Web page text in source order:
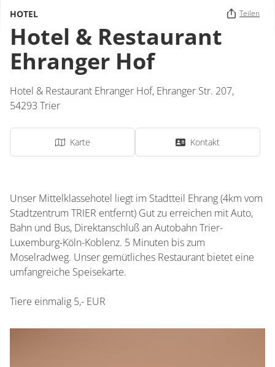
HOTEL Teilen
Hotel & Restaurant
Ehranger Hof
Hotel & Restaurant Ehranger Hof, Ehranger Str. 207,
54293 Trier
Karte Kontakt
Unser Mittelklassehotel liegt im Stadtteil Ehrang (4km vom
Stadtzentrum TRIER entfernt) Gut zu erreichen mit Auto,
Bahn und Bus, Direktanschluß an Autobahn Trier-
Luxemburg-Köln-Koblenz. 5 Minuten bis zum
Moselradweg. Unser gemütliches Restaurant bietet eine
umfangreiche Speisekarte.
Tiere einmalig 5,- EUR